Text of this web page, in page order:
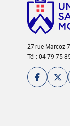
27 rue Marcoz
Tél : 04 79 75